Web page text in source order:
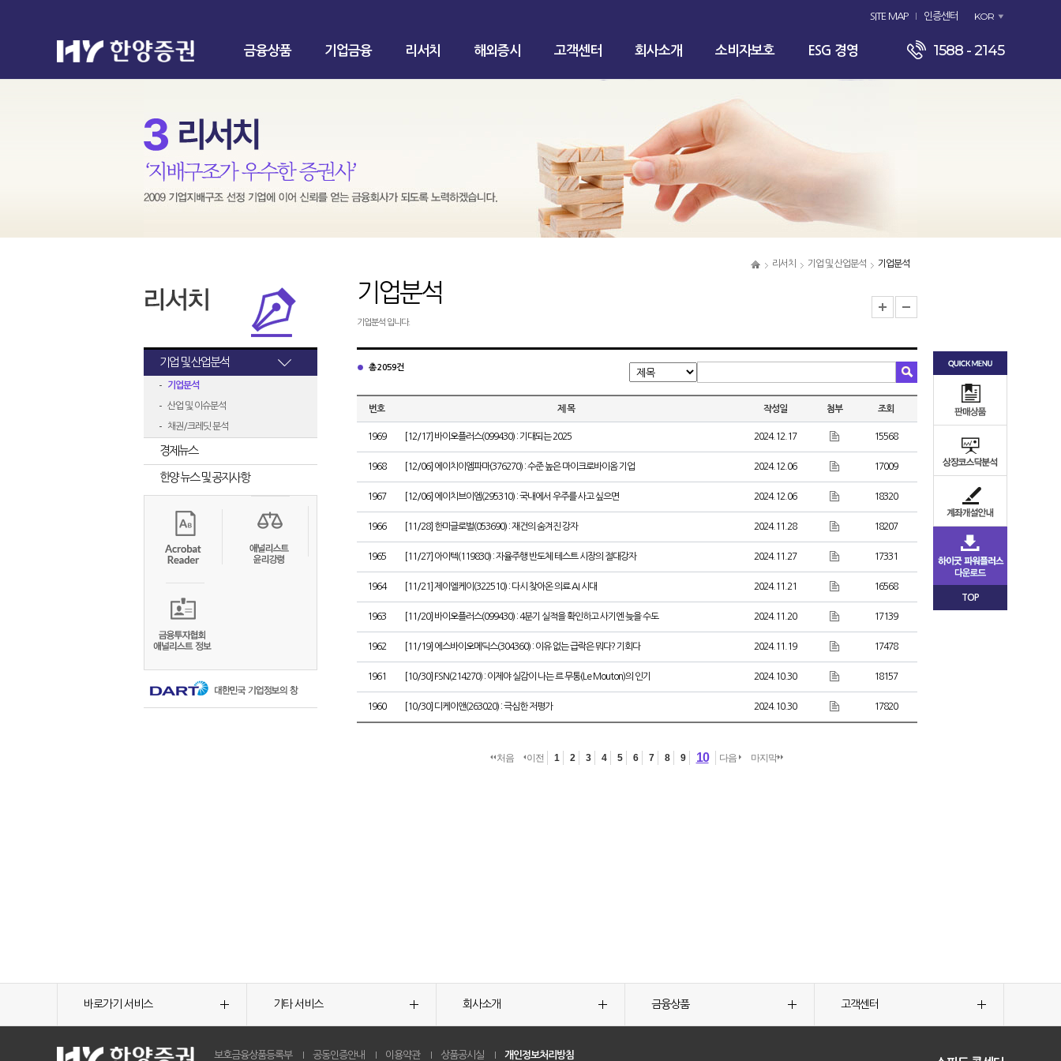
SITE MAP 인증센터 KOR
금융상품 기업금융 리서치 해외증시 고객센터 회사소개 소비자보호 ESG 경영 1588 - 2145
리서치 기업 및 산업분석 기업분석
기업 및 산업분석
기업분석
산업 및 이슈분석
채권/크레딧 분석
경제뉴스
한양 뉴스 및 공지사항
기업분석
기업분석 입니다.
총 2059건
번호 제 목 작성일 첨부 조회
1969 [12/17] 바이오플러스(099430) : 기대되는 2025 2024.12.17 15568
1968 [12/06] 에이치이엠파마(376270) : 수준 높은 마이크로바이옴 기업 2024.12.06 17009
1967 [12/06] 에이치브이엠(295310) : 국내에서 우주를 사고 싶으면 2024.12.06 18320
1966 [11/28] 한미글로벌(053690) : 재건의 숨겨진 강자 2024.11.28 18207
1965 [11/27] 아이텍(119830) : 자율주행 반도체 테스트 시장의 절대강자 2024.11.27 17331
1964 [11/21] 제이엘케이(322510) : 다시 찾아온 의료 AI 시대 2024.11.21 16568
1963 [11/20] 바이오플러스(099430) : 4분기 실적을 확인하고 사기엔 늦을 수도 2024.11.20 17139
1962 [11/19] 에스바이오메딕스(304360) : 이유 없는 급락은 뭐다? 기회다 2024.11.19 17478
1961 [10/30] FSN(214270) : 이제야 실감이 나는 르 무통(Le Mouton)의 인기 2024.10.30 18157
1960 [10/30] 디케이앤(263020) : 극심한 저평가 2024.10.30 17820
처음 이전 1 2 3 4 5 6 7 8 9 10 다음 마지막
TOP
바로가기 서비스 기타 서비스 회사소개 금융상품 고객센터
보호금융상품등록부 공동인증안내 이용약관 상품공시실 개인정보처리방침